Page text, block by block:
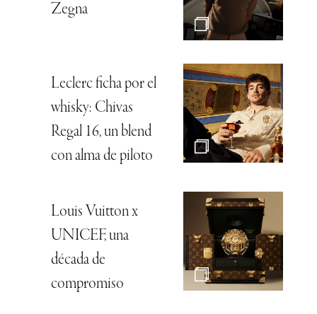
Zegna
Leclerc ficha por el
whisky: Chivas
Regal 16, un blend
con alma de piloto
Louis Vuitton x
UNICEF, una
década de
compromiso